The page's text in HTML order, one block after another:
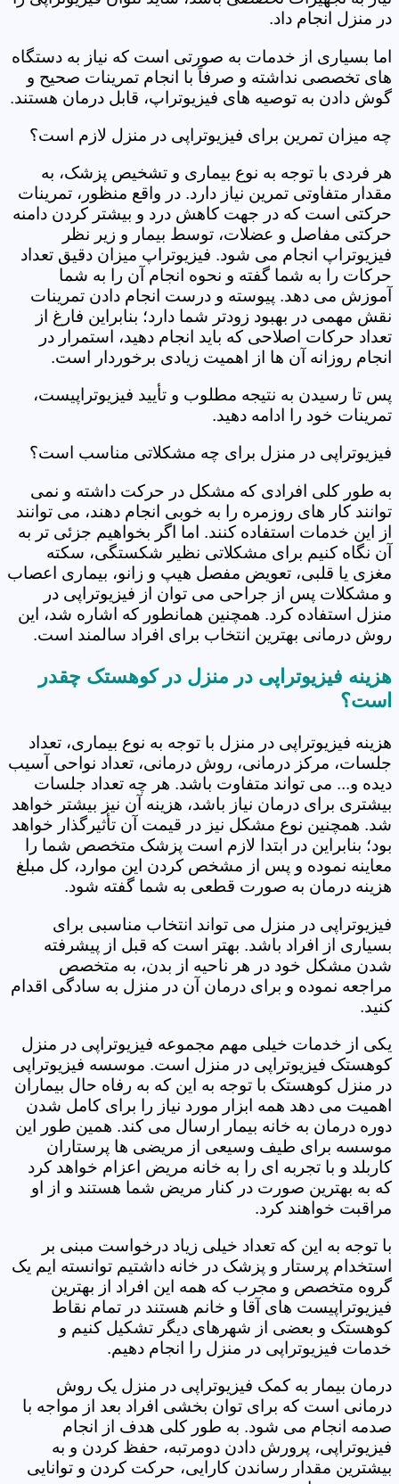
در منزل انجام داد.
اما بسیاری از خدمات به صورتی است که نیاز به دستگاه
های تخصصی نداشته و صرفاً با انجام تمرینات صحیح و
گوش دادن به توصیه های فیزیوتراپ، قابل درمان هستند.
چه میزان تمرین برای فیزیوتراپی در منزل لازم است؟
هر فردی با توجه به نوع بیماری و تشخیص پزشک، به
مقدار متفاوتی تمرین نیاز دارد. در واقع منظور، تمرینات
حرکتی است که در جهت کاهش درد و بیشتر کردن دامنه
حرکتی مفاصل و عضلات، توسط بیمار و زیر نظر
فیزیوتراپ انجام می شود. فیزیوتراپ میزان دقیق تعداد
حرکات را به شما گفته و نحوه انجام آن را به شما
آموزش می دهد. پیوسته و درست انجام دادن تمرینات
نقش مهمی در بهبود زودتر شما دارد؛ بنابراین فارغ از
تعداد حرکات اصلاحی که باید انجام دهید، استمرار در
انجام روزانه آن ها از اهمیت زیادی برخوردار است.
پس تا رسیدن به نتیجه مطلوب و تأیید فیزیوتراپیست،
تمرینات خود را ادامه دهید.
فیزیوتراپی در منزل برای چه مشکلاتی مناسب است؟
به طور کلی افرادی که مشکل در حرکت داشته و نمی
توانند کار های روزمره را به خوبی انجام دهند، می توانند
از این خدمات استفاده کنند. اما اگر بخواهیم جزئی تر به
آن نگاه کنیم برای مشکلاتی نظیر شکستگی، سکته
مغزی یا قلبی، تعویض مفصل هیپ و زانو، بیماری اعصاب
و مشکلات پس از جراحی می توان از فیزیوتراپی در
منزل استفاده کرد. همچنین همانطور که اشاره شد، این
روش درمانی بهترین انتخاب برای افراد سالمند است.
هزینه فیزیوتراپی در منزل در کوهستک چقدر
است؟
هزینه فیزیوتراپی در منزل با توجه به نوع بیماری، تعداد
جلسات، مرکز درمانی، روش درمانی، تعداد نواحی آسیب
دیده و... می تواند متفاوت باشد. هر چه تعداد جلسات
بیشتری برای درمان نیاز باشد، هزینه آن نیز بیشتر خواهد
شد. همچنین نوع مشکل نیز در قیمت آن تأثیرگذار خواهد
بود؛ بنابراین در ابتدا لازم است پزشک متخصص شما را
معاینه نموده و پس از مشخص کردن این موارد، کل مبلغ
هزینه درمان به صورت قطعی به شما گفته شود.
فیزیوتراپی در منزل می تواند انتخاب مناسبی برای
بسیاری از افراد باشد. بهتر است که قبل از پیشرفته
شدن مشکل خود در هر ناحیه از بدن، به متخصص
مراجعه نموده و برای درمان آن در منزل به سادگی اقدام
کنید.
یکی از خدمات خیلی مهم مجموعه فیزیوتراپی در منزل
کوهستک فیزیوتراپی در منزل است. موسسه فیزیوتراپی
در منزل کوهستک با توجه به این که به رفاه حال بیماران
اهمیت می دهد همه ابزار مورد نیاز را برای کامل شدن
دوره درمان به خانه بیمار ارسال می کند. همین طور این
موسسه برای طیف وسیعی از مریضی ها پرستاران
کاربلد و با تجربه ای را به خانه مریض اعزام خواهد کرد
که به بهترین صورت در کنار مریض شما هستند و از او
مراقبت خواهند کرد.
با توجه به این که تعداد خیلی زیاد درخواست مبنی بر
استخدام پرستار و پزشک در خانه داشتیم توانسته ایم یک
گروه متخصص و مجرب که همه این افراد از بهترین
فیزیوتراپیست های آقا و خانم هستند در تمام نقاط
کوهستک و بعضی از شهرهای دیگر تشکیل کنیم و
خدمات فیزیوتراپی در منزل را انجام دهیم.
درمان بیمار به کمک فیزیوتراپی در منزل یک روش
درمانی است که برای توان بخشی افراد بعد از مواجه با
صدمه انجام می شود. به طور کلی هدف از انجام
فیزیوتراپی، پرورش دادن دومرتبه، حفظ کردن و به
بیشترین مقدار رساندن کارایی، حرکت کردن و توانایی